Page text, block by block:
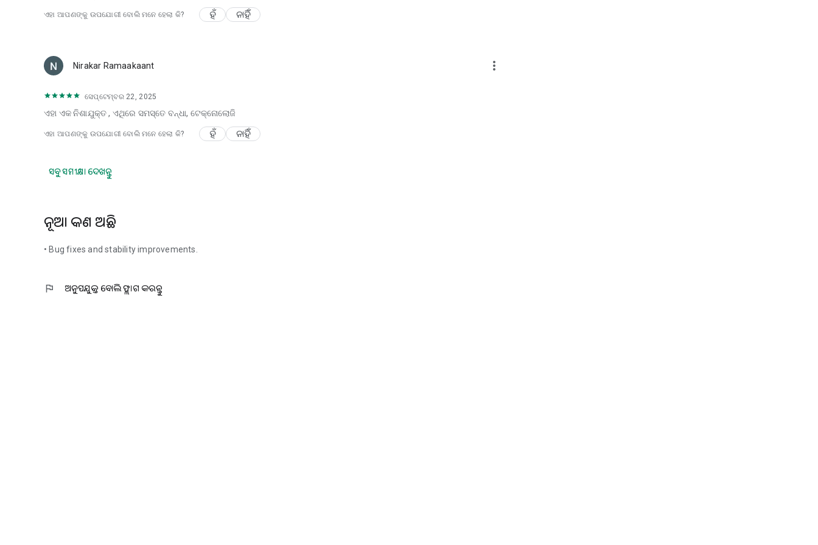
ଏହା ଆପଣଙ୍କୁ ଉପଯୋଗୀ ବୋଲି ମନେ ହେଲା କି? ହଁ ନାହିଁ
Nirakar Ramaakaant more_vert
ସେପ୍ଟେମ୍ବର 22, 2025
ଏହା ଏକ ନିଶାଯୁକ୍ତ , ଏଥିରେ ସମସ୍ତେ ବନ୍ଧା, ଟେକ୍ନୋଲୋଜି
ଏହା ଆପଣଙ୍କୁ ଉପଯୋଗୀ ବୋଲି ମନେ ହେଲା କି? ହଁ ନାହିଁ
ସବୁ ସମୀକ୍ଷା ଦେଖନ୍ତୁ
ନୂଆ କଣ ଅଛି
• Bug fixes and stability improvements.
flag ଅନୁପଯୁକ୍ତ ବୋଲି ଫ୍ଲାଗ କରନ୍ତୁ